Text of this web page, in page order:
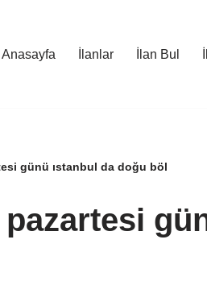
Anasayfa İlanlar İlan Bul
günü ıstanbul da doğu böl